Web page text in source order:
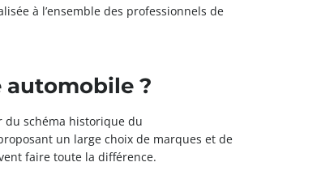
à l’ensemble des professionnels de
automobile ?
du schéma historique du
un large choix de marques et de
faire toute la différence.